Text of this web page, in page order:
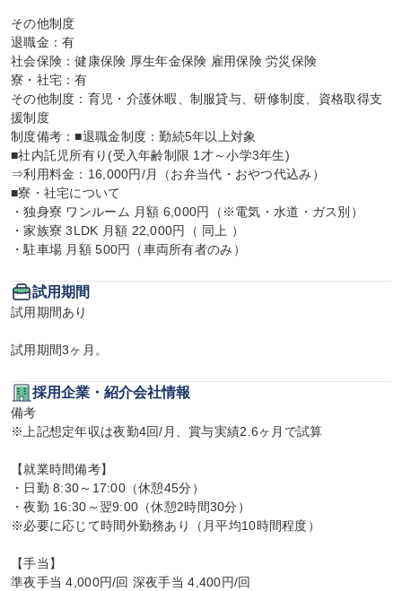
その他制度
退職金：有
社会保険：健康保険 厚生年金保険 雇用保険 労災保険
寮・社宅：有
その他制度：育児・介護休暇、制服貸与、研修制度、資格取得支
援制度
制度備考：■退職金制度：勤続5年以上対象
■社内託児所有り(受入年齢制限 1才～小学3年生)
⇒利用料金：16,000円/月（お弁当代・おやつ代込み）
■寮・社宅について
・独身寮 ワンルーム 月額 6,000円（※電気・水道・ガス別）
・家族寮 3LDK 月額 22,000円（ 同上 ）
・駐車場 月額 500円（車両所有者のみ）
試用期間
試用期間あり
試用期間3ヶ月。
採用企業・紹介会社情報
備考
※上記想定年収は夜勤4回/月、賞与実績2.6ヶ月で試算
【就業時間備考】
・日勤 8:30～17:00（休憩45分）
・夜勤 16:30～翌9:00（休憩2時間30分）
※必要に応じて時間外勤務あり（月平均10時間程度）
【手当】
準夜手当 4,000円/回 深夜手当 4,400円/回